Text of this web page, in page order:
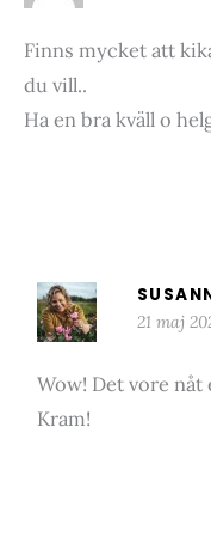
Finns mycket att
du vill..
Ha en bra kväll o
21 maj
Wow! Det vore nåt
Kram!